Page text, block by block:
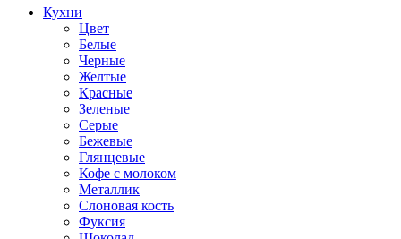
Кухни
Цвет
Белые
Черные
Желтые
Красные
Зеленые
Серые
Бежевые
Глянцевые
Кофе с молоком
Металлик
Слоновая кость
Фуксия